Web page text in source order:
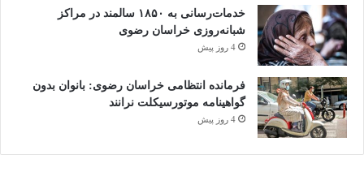
خدمات‌رسانی به ۱۸۵۰ سالمند در مراکز
شبانه‌روزی خراسان رضوی
4 روز پیش
فرمانده انتظامی خراسان رضوی: بانوان بدون
گواهینامه موتورسیکلت نرانند
4 روز پیش